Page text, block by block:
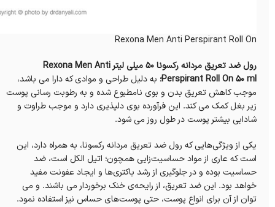
Rexona Men Anti Perspirant Roll On
رول ضد تعریق مردانه رکسونا 50 میلی ‎لیتر Rexona Men Anti
Perspirant Roll On 50 ml؛ به دلیل طراحی‌ و موادی که دارا می باشد،
موجب کاهش تعریق بدن و بوی نامطبوع شده و به رطوبت رسانی پوست
زیر بغل کمک می‌ کند. این فرآورده بوی دلپذیری دارد و موجب طراوت و
شادابی بیشتر پوست در طول روز می‌ شود.
یکی از ویژگی‌هایی که رول ضد تعریق مردانه رکسونا، به همراه دارد، این
است که عاری از مواد حساسیت‌زایی همچون؛ اتیل الکل است، ضد
حساسیت بوده و در جلوگیری از رشد باکتری‌ها و ایجاد عفونت مفید
خواهد بود. این ضد تعریق، از رایحه‌ی خنک برخوردار می باشند. و می‌
توان از آن برای انواع پوست، حتی پوست‌های حساس نیز استفاده نمود.